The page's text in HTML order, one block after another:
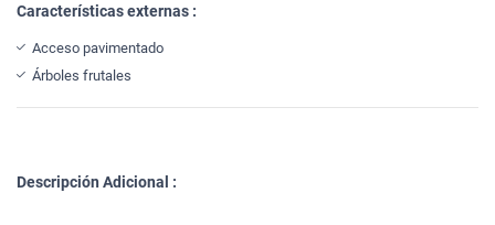
Características externas :
Acceso pavimentado
Árboles frutales
Descripción Adicional :